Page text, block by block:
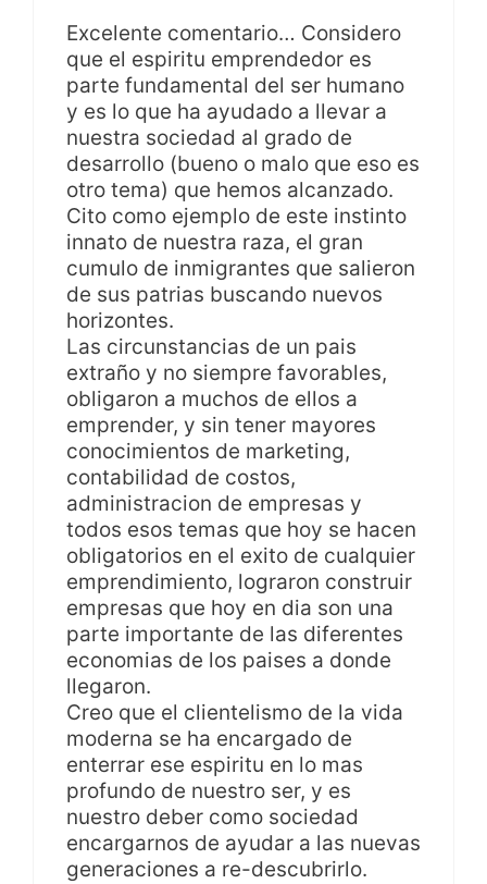
Excelente comentario… Considero
que el espiritu emprendedor es
parte fundamental del ser humano
y es lo que ha ayudado a llevar a
nuestra sociedad al grado de
desarrollo (bueno o malo que eso es
otro tema) que hemos alcanzado.
Cito como ejemplo de este instinto
innato de nuestra raza, el gran
cumulo de inmigrantes que salieron
de sus patrias buscando nuevos
horizontes.
Las circunstancias de un pais
extraño y no siempre favorables,
obligaron a muchos de ellos a
emprender, y sin tener mayores
conocimientos de marketing,
contabilidad de costos,
administracion de empresas y
todos esos temas que hoy se hacen
obligatorios en el exito de cualquier
emprendimiento, lograron construir
empresas que hoy en dia son una
parte importante de las diferentes
economias de los paises a donde
llegaron.
Creo que el clientelismo de la vida
moderna se ha encargado de
enterrar ese espiritu en lo mas
profundo de nuestro ser, y es
nuestro deber como sociedad
encargarnos de ayudar a las nuevas
generaciones a re-descubrirlo.